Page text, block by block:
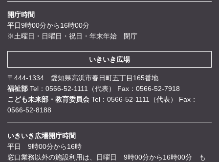
開庁時間
平日9時00分から16時00分
※土曜日・日曜日・祝日・年末年始 閉庁
いきいき広場
〒444-1334 愛知県高浜市春日町五丁目165番地
福祉部 Tel：0566-52-1111（代表）
Fax：0566-52-7918
こども未来部・教育委員会 Tel：0566-52-1111（代表）
Fax：
0566-52-8188
いきいき広場開庁時間
平日 9時00分から16時
窓口業務以外の施設利用は、日曜日 9時00分から16時00分 も